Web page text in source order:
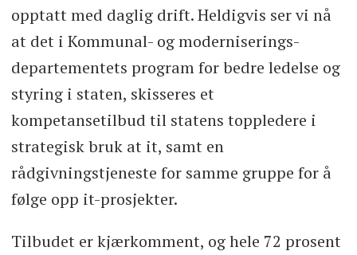
opptatt med daglig drift. Heldigvis ser vi nå
at det i Kommunal- og moderniserings-
departementets program for bedre ledelse og
styring i staten, skisseres et
kompetansetilbud til statens toppledere i
strategisk bruk at it, samt en
rådgivningstjeneste for samme gruppe for å
følge opp it-prosjekter.
Tilbudet er kjærkomment, og hele 72 prosent